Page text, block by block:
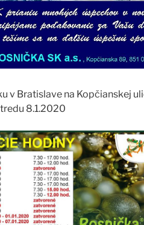
v Bratislave na Kopčianskej
8.1.2020